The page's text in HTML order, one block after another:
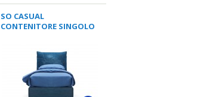
SO CASUAL
CONTENITORE SINGOLO